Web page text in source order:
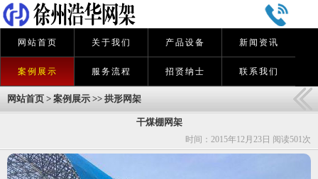
网站首页 关于我们 产品设备 新闻资讯
案例展示 服务流程 招贤纳士 联系我们
网站首页 > 案例展示 >> 拱形网架
干煤棚网架
时间：2015年12月23日 阅读501次